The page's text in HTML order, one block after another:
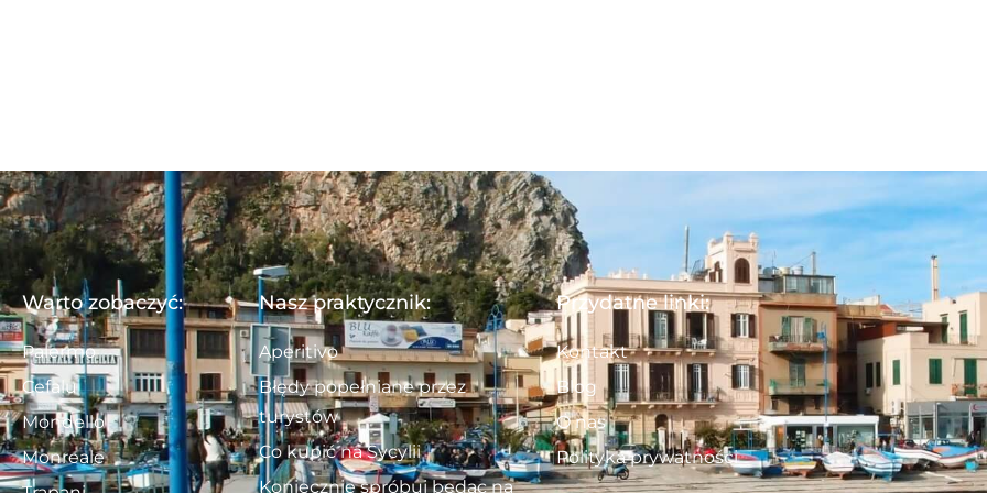
Warto zobaczyć:
Palermo
Cefalu
Mondello
Monreale
Nasz praktycznik:
Aperitivo
Błędy popełniane przez
turystów
Co kupić na Sycylii
Koniecznie spróbuj będąc na
Przydatne linki:
Kontakt
Blog
O nas
Polityka prywatności